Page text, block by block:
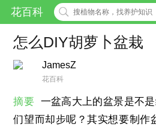
花百科
怎么DIY胡萝卜盆栽
JamesZ
花百科
摘要 一盆高大上的盆景是不
们望而却步呢？其实想要制作